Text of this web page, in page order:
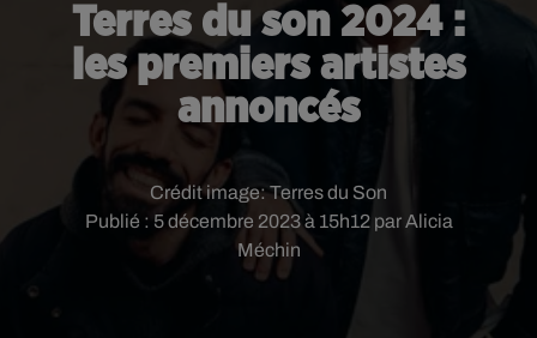
Terres du son 2024 :
les premiers artistes
annoncés
Publié : 5 décembre 2023 à 15h12 par Alicia
Méchin
Crédit image:Terres du Son